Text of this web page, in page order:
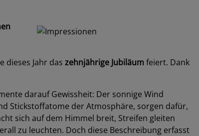
dieses Jahr das zehnjährige Jubiläum feiert. Dank
darauf Gewissheit: Der sonnige Wind
Stickstoffatome der Atmosphäre, sorgen dafür,
sich auf dem Himmel breit, Streifen gleiten
zu leuchten. Doch diese Beschreibung erfasst